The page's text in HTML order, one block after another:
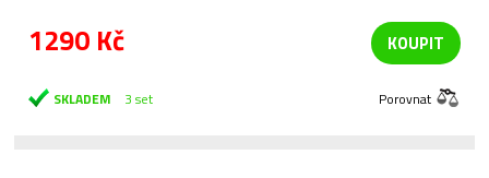
1290 Kč KOUPIT
SKLADEM 3 set Porovnat